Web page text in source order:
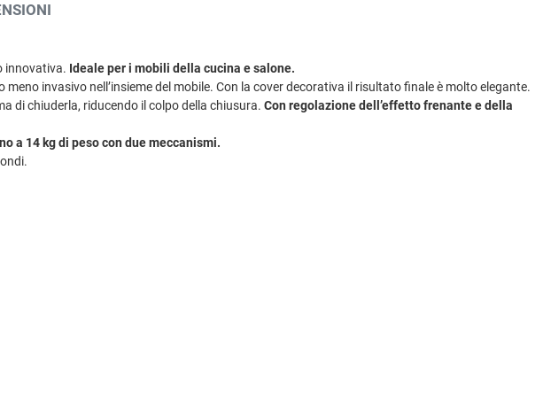
innovativa. Ideale per i mobili della cucina e salone.
invasivo nell’insieme del mobile. Con la cover decorativa il risultato finale è molto elegante.
di chiuderla, riducendo il colpo della chiusura. Con regolazione dell’effetto frenante e della
a 14 kg di peso con due meccanismi.